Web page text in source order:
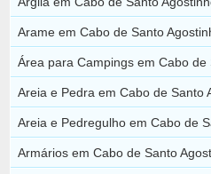
Arame em Cabo de Santo
Área para Campings em Cabo de
Areia e Pedra em Cabo de Santo
Areia e Pedregulho em Cabo de
Armários em Cabo de Santo